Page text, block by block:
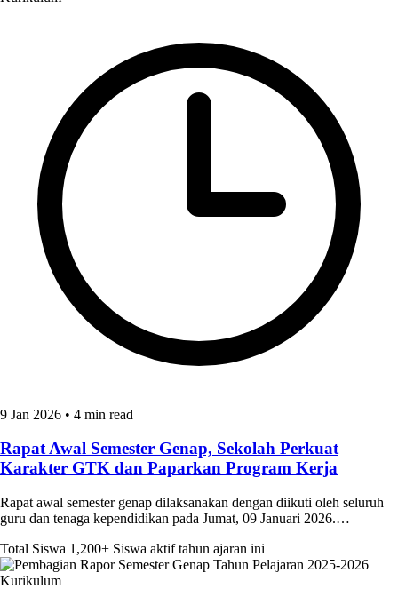
9 Jan 2026 • 4 min read
Rapat Awal Semester Genap, Sekolah Perkuat
Karakter GTK dan Paparkan Program Kerja
Rapat awal semester genap dilaksanakan dengan diikuti oleh seluruh
guru dan tenaga kependidikan pada Jumat, 09 Januari 2026.…
Total Siswa 1,200+ Siswa aktif tahun ajaran ini
Kurikulum